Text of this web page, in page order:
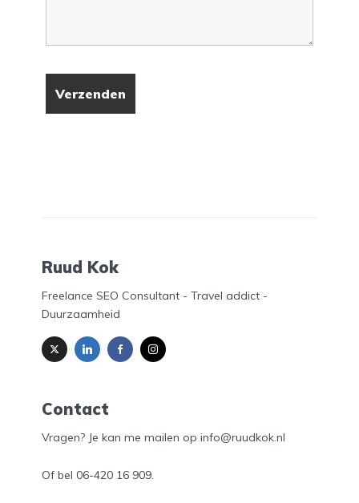
Ruud Kok
Freelance SEO Consultant - Travel addict -
Duurzaamheid
Contact
Vragen? Je kan me mailen op info@ruudkok.nl
Of bel 06-420 16 909